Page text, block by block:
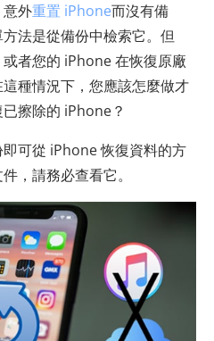
外重置 iPhone而沒有備
法是從備份中檢索它。但
或者您的 iPhone 在恢復原廠
種情況下，您應該怎麼做才
擦除的 iPhone？
可從 iPhone 恢復資料的方
，請務必查看它。